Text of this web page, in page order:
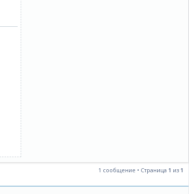
1 сообщение • Страница 1 из 1